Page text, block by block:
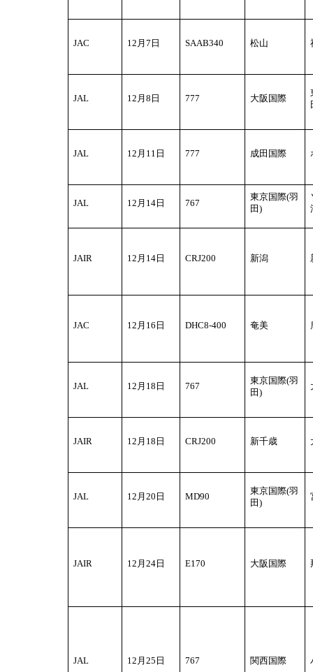
JAC 12 月7日 SAAB340 松山
JAL 12 月8日 777 大阪国際
JAL 12 月11日 777 成田国際
JAL 12 月14日 767
東京国際(羽
田)
JAIR 12 月14日 CRJ200 新潟
JAC 12 月16日 DHC8-400 奄美
JAL 12 月18日 767
東京国際(羽
田)
JAIR 12 月18日 CRJ200 新千歳
JAL 12 月20日 MD90
東京国際(羽
田)
JAIR 12 月24日 E170 大阪国際
JAL 12 月25日 767 関西国際